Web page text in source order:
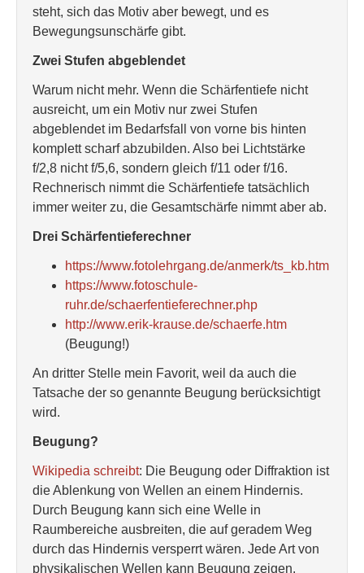
steht, sich das Motiv aber bewegt, und es
Bewegungsunschärfe gibt.
Zwei Stufen abgeblendet
Warum nicht mehr. Wenn die Schärfentiefe nicht
ausreicht, um ein Motiv nur zwei Stufen
abgeblendet im Bedarfsfall von vorne bis hinten
komplett scharf abzubilden. Also bei Lichtstärke
f/2,8 nicht f/5,6, sondern gleich f/11 oder f/16.
Rechnerisch nimmt die Schärfentiefe tatsächlich
immer weiter zu, die Gesamtschärfe nimmt aber ab.
Drei Schärfentieferechner
https://www.fotolehrgang.de/anmerk/ts_kb.htm
https://www.fotoschule-
ruhr.de/schaerfentieferechner.php
http://www.erik-krause.de/schaerfe.htm
(Beugung!)
An dritter Stelle mein Favorit, weil da auch die
Tatsache der so genannte Beugung berücksichtigt
wird.
Beugung?
Wikipedia schreibt: Die Beugung oder Diffraktion ist
die Ablenkung von Wellen an einem Hindernis.
Durch Beugung kann sich eine Welle in
Raumbereiche ausbreiten, die auf geradem Weg
durch das Hindernis versperrt wären. Jede Art von
physikalischen Wellen kann Beugung zeigen.